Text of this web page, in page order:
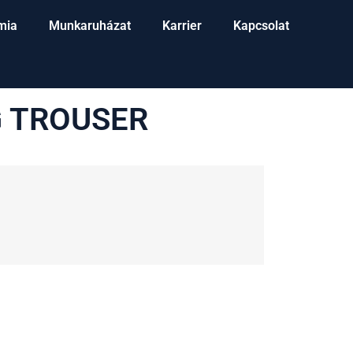
Munkaruházat Karrier Kapcsolat
TROUSER